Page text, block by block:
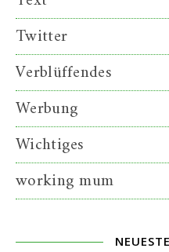
Twitter
Verblüffendes
Werbung
Wichtiges
working mum